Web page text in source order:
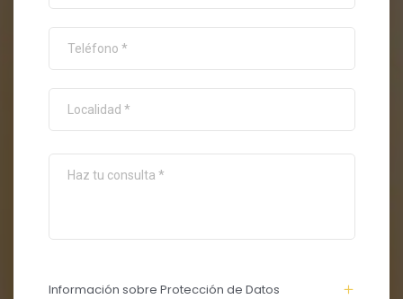
Información sobre Protección de Datos